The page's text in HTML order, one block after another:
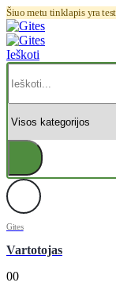
Šiuo metu tinklapis yra
Ieškoti
Gites
Vartotojas
00